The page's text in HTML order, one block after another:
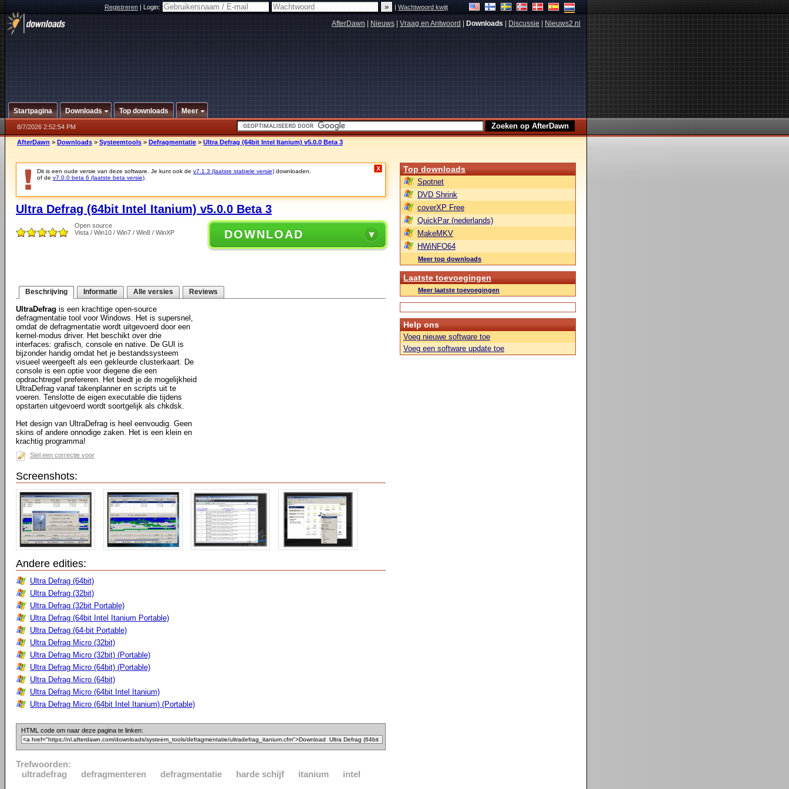
Registreren|Login: |Wachtwoord kwijt
AfterDawn Nieuws Vraag en Antwoord Downloads Discussie Nieuws2.nl
Startpagina Downloads Top downloads Meer
8/7/2026 2:52:54 PM
AfterDawn > Downloads > Systeemtools > Defragmentatie > Ultra Defrag (64bit Intel Itanium) v5.0.0 Beta 3
Dit is een oude versie van deze software. Je kunt ook de v7.1.3 (laatste stabiele versie) downloaden.
of de v7.0.0 beta 6 (laatste beta versie)
X
Ultra Defrag (64bit Intel Itanium) v5.0.0 Beta 3
Open source
Vista / Win10 / Win7 / Win8 / WinXP
DOWNLOAD
Beschrijving Informatie Alle versies Reviews
UltraDefrag is een krachtige open-source
defragmentatie tool voor Windows. Het is supersnel,
omdat de defragmentatie wordt uitgevoerd door een
kernel-modus driver. Het beschikt over drie
interfaces: grafisch, console en native. De GUI is
bijzonder handig omdat het je bestandssysteem
visueel weergeeft als een gekleurde clusterkaart. De
console is een optie voor diegene die een
opdrachtregel prefereren. Het biedt je de mogelijkheid
UltraDefrag vanaf takenplanner en scripts uit te
voeren. Tenslotte de eigen executable die tijdens
opstarten uitgevoerd wordt soortgelijk als chkdsk.
Het design van UltraDefrag is heel eenvoudig. Geen
skins of andere onnodige zaken. Het is een klein en
krachtig programma!
Stel een correctie voor
Screenshots:
Andere edities:
Ultra Defrag (64bit)
Ultra Defrag (32bit)
Ultra Defrag (32bit Portable)
Ultra Defrag (64bit Intel Itanium Portable)
Ultra Defrag (64-bit Portable)
Ultra Defrag Micro (32bit)
Ultra Defrag Micro (32bit) (Portable)
Ultra Defrag Micro (64bit) (Portable)
Ultra Defrag Micro (64bit)
Ultra Defrag Micro (64bit Intel Itanium)
Ultra Defrag Micro (64bit Intel Itanium) (Portable)
HTML code om naar deze pagina te linken:
Trefwoorden:
ultradefrag
defragmenteren defragmentatie harde schijf itanium intel
Top downloads
Spotnet
DVD Shrink
coverXP Free
QuickPar (nederlands)
MakeMKV
HWiNFO64
Meer top downloads
Laatste toevoegingen
Meer laatste toevoegingen
Help ons
Voeg nieuwe software toe
Voeg een software update toe